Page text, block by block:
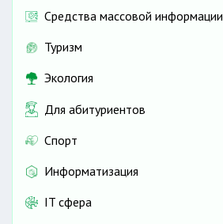
Средства массовой информации
Туризм
Экология
Для абитуриентов
Спорт
Информатизация
IT сфера